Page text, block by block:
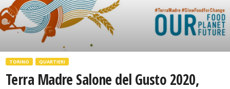
TORINO QUARTIERI
Terra Madre Salone del Gusto 2020,